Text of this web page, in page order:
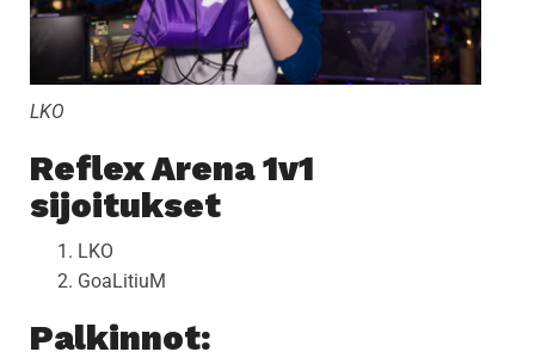
LKO
Reflex Arena 1v1
sijoitukset
LKO
GoaLitiuM
Palkinnot: